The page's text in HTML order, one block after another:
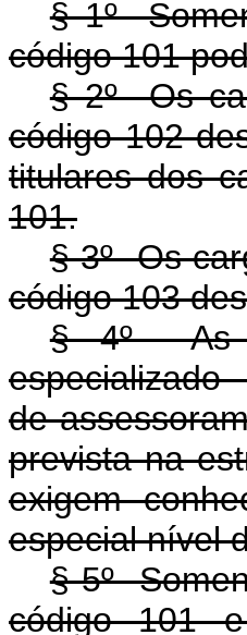
§ 1º
código 101
§ 2º Os
código 102
titulares dos
101.
§ 3º Os
código 103
§ 4º As
especializado
de
prevista na
exigem
especial nível
§ 5º
código 101